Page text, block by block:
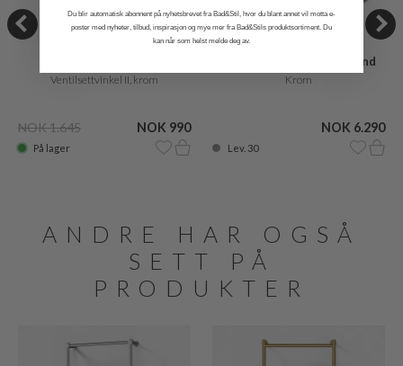
Ventilsettvinkel II, krom
NOK 1.645 NOK 990
På lager
Vetro Kombi Kit 400 Round
Krom
NOK 6.290
Lev. 30
ANDRE HAR OGSÅ
SETT PÅ
PRODUKTER
Du blir automatisk abonnent på nyhetsbrevet fra Bad&Stil, hvor du blant annet vil motta e-
poster med nyheter, tilbud, inspirasjon og mye mer fra Bad&Stils produktsortiment. Du
kan når som helst melde deg av.